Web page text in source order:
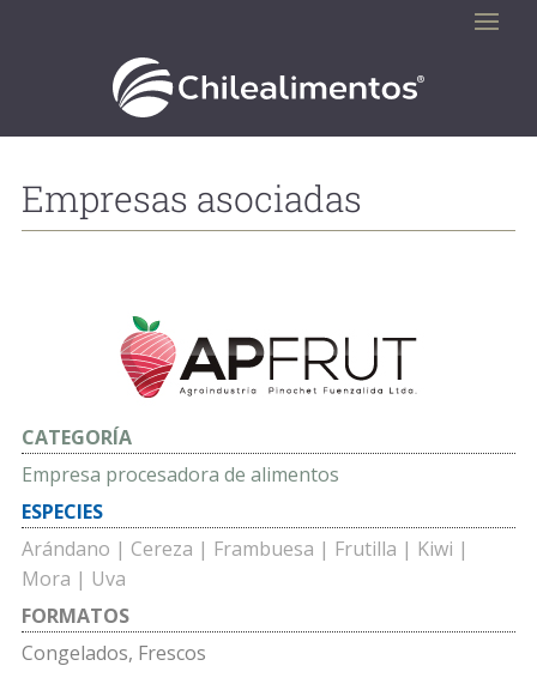
Empresas asociadas
CATEGORÍA
Empresa procesadora de alimentos
ESPECIES
Arándano | Cereza | Frambuesa | Frutilla | Kiwi |
Mora | Uva
FORMATOS
Congelados, Frescos